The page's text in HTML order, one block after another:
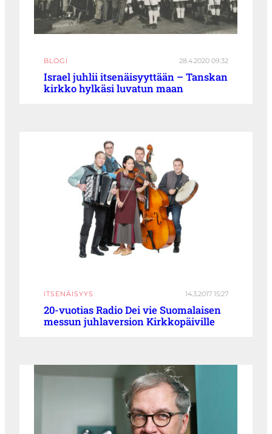
BLOGI 28.4.2020 09:32
Israel juhlii itsenäisyyttään – Tanskan
kirkko hylkäsi luvatun maan
ITSENÄISYYS 14.3.2017 15:27
20-vuotias Radio Dei vie Suomalaisen
messun juhlaversion Kirkkopäiville